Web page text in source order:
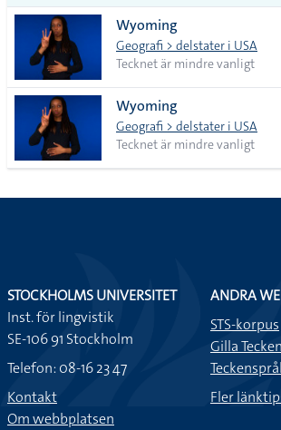
alla i
lista
Wyoming
Geografi > delstater i USA
Tecknet är mindre vanligt
Wyoming
Geografi > delstater i USA
Tecknet är mindre vanligt
STOCKHOLMS UNIVERSITET
Inst. för lingvistik
SE-106 91 Stockholm
Telefon: 08-16 23 47
Kontakt
Om webbplatsen
ANDRA
STS-korpus
Gilla Tecken
Fler